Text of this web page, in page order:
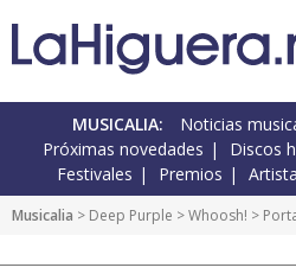
MUSICALIA: Noticias
Próximas novedades
Discos
Festivales
Premios
Musicalia > Deep Purple >Whoosh! >